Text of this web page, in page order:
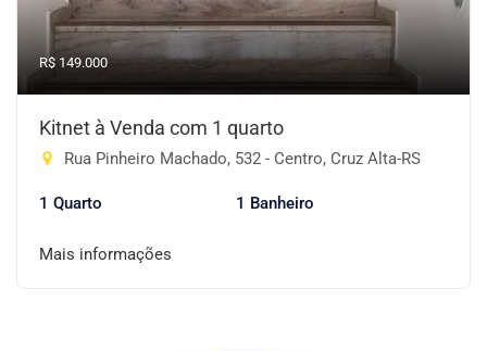
R$ 149.000
Kitnet à Venda com 1 quarto
Rua Pinheiro Machado, 532 - Centro, Cruz Alta-RS
1 Quarto 1 Banheiro
Mais informações